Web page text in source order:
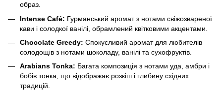
образ.
Intense Café: Гурманський аромат з нотами свіжозвареної
кави і солодкої ванілі, обрамлений квітковими акцентами.
Chocolate Greedy: Спокусливий аромат для любителів
солодощів з нотами шоколаду, ванілі та сухофруктів.
Arabians Tonka: Багата композиція з нотами уда, амбри і
бобів тонка, що відображає розкіш і глибину східних
традицій.